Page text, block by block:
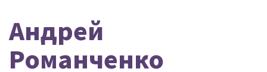
Андрей
Романченко